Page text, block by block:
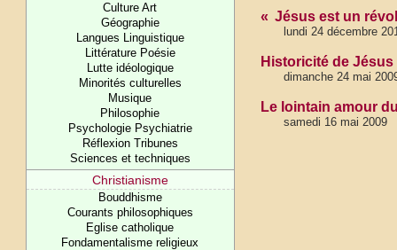
Culture Art
Géographie
Langues Linguistique
Littérature Poésie
Lutte idéologique
Minorités culturelles
Musique
Philosophie
Psychologie Psychiatrie
Réflexion Tribunes
Sciences et techniques
Christianisme
Bouddhisme
Courants philosophiques
Eglise catholique
Fondamentalisme religieux
« Jésus est un
lundi 24 décembre
Historicité de
dimanche 24 mai
Le lointain amour
samedi 16 mai 2009